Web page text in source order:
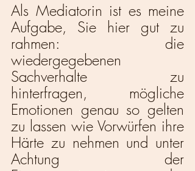
Als Mediatorin ist es meine
Aufgabe, Sie hier gut zu
rahmen: die
wiedergegebenen
Sachverhalte zu
hinterfragen, mögliche
Emotionen genau so gelten
zu lassen wie Vorwürfen ihre
Härte zu nehmen und unter
Achtung der